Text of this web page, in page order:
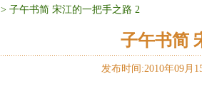
> 子午书简 宋江的一把手之路 2
子午书简
发布时间:2010年09月